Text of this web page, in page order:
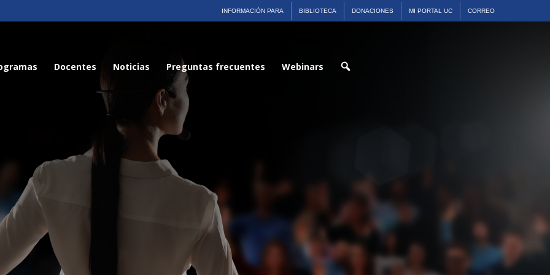
INFORMACIÓN PARA BIBLIOTECA DONACIONES MI PORTAL UC CORREO
Docentes Noticias Preguntas frecuentes Webinars Buscar